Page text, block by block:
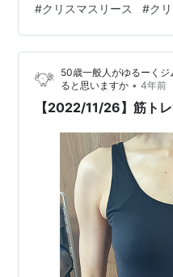
#クリスマスリース #ク
50歳一般人がゆるーく
ると思いますか • 4年前
【2022/11/26】筋ト